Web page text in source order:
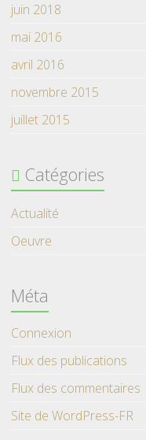
juin 2018
mai 2016
avril 2016
novembre 2015
juillet 2015
Catégories
Actualité
Oeuvre
Méta
Connexion
Flux des publications
Flux des commentaires
Site de WordPress-FR